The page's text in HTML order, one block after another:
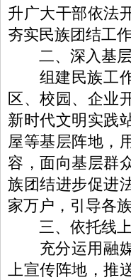
升广大干部依法
夯实民族团结工
二、深入基层
组建民族工作
区、校园、企业
新时代文明实践
屋等基层阵地，
容，面向基层群
族团结进步促进
家万户，引导各
三、依托线上
充分运用融媒
上宣传阵地，推